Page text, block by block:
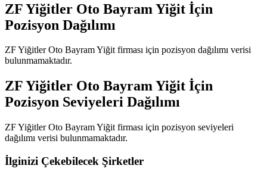
ZF Yiğitler Oto Bayram Yiğit İçin
Pozisyon Dağılımı
ZF Yiğitler Oto Bayram Yiğitfirması için pozisyon dağılımı verisi
bulunmamaktadır.
ZF Yiğitler Oto Bayram Yiğit İçin
Pozisyon Seviyeleri Dağılımı
ZF Yiğitler Oto Bayram Yiğit firması için pozisyon seviyeleri
dağılımı verisi bulunmamaktadır.
İlginizi Çekebilecek Şirketler